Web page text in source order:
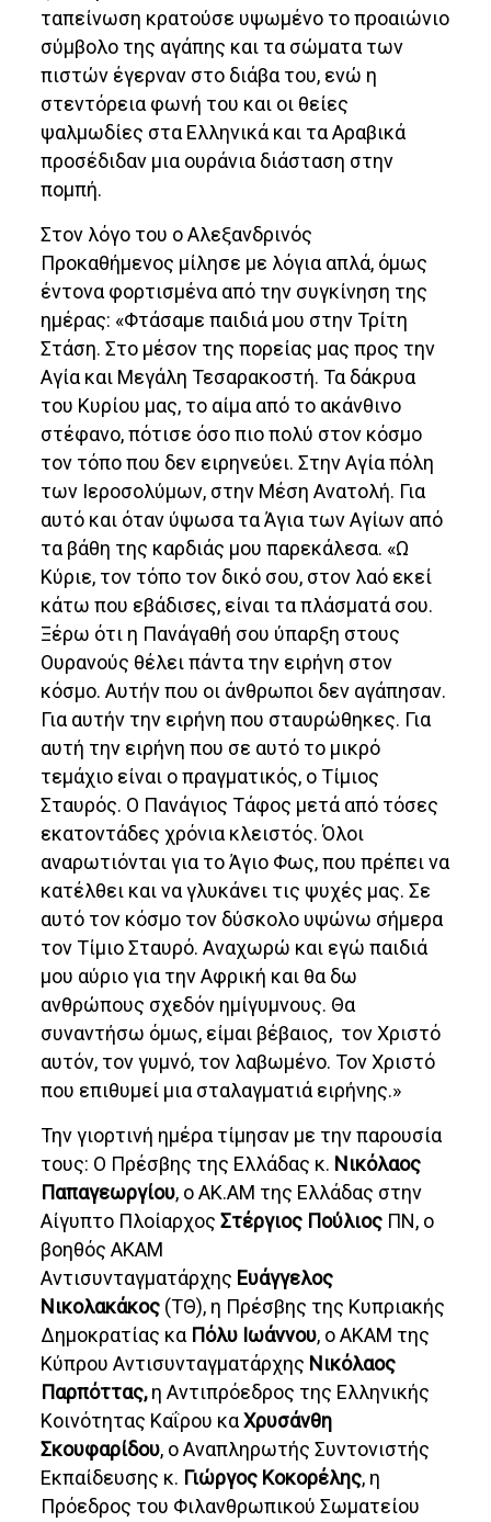
ταπείνωση κρατούσε υψωμένο το προαιώνιο
σύμβολο της αγάπης και τα σώματα των
πιστών έγερναν στο διάβα του, ενώ η
στεντόρεια φωνή του και οι θείες
ψαλμωδίες στα Ελληνικά και τα Αραβικά
προσέδιδαν μια ουράνια διάσταση στην
πομπή.
Στον λόγο του ο Αλεξανδρινός
Προκαθήμενος μίλησε με λόγια απλά, όμως
έντονα φορτισμένα από την συγκίνηση της
ημέρας: «Φτάσαμε παιδιά μου στην Τρίτη
Στάση. Στο μέσον της πορείας μας προς την
Αγία και Μεγάλη Τεσαρακοστή. Τα δάκρυα
του Κυρίου μας, το αίμα από το ακάνθινο
στέφανο, πότισε όσο πιο πολύ στον κόσμο
τον τόπο που δεν ειρηνεύει. Στην Αγία πόλη
των Ιεροσολύμων, στην Μέση Ανατολή. Για
αυτό και όταν ύψωσα τα Άγια των Αγίων από
τα βάθη της καρδιάς μου παρεκάλεσα. «Ω
Κύριε, τον τόπο τον δικό σου, στον λαό εκεί
κάτω που εβάδισες, είναι τα πλάσματά σου.
Ξέρω ότι η Πανάγαθή σου ύπαρξη στους
Ουρανούς θέλει πάντα την ειρήνη στον
κόσμο. Αυτήν που οι άνθρωποι δεν αγάπησαν.
Για αυτήν την ειρήνη που σταυρώθηκες. Για
αυτή την ειρήνη που σε αυτό το μικρό
τεμάχιο είναι ο πραγματικός, ο Τίμιος
Σταυρός. Ο Πανάγιος Τάφος μετά από τόσες
εκατοντάδες χρόνια κλειστός. Όλοι
αναρωτιόνται για το Άγιο Φως, που πρέπει να
κατέλθει και να γλυκάνει τις ψυχές μας. Σε
αυτό τον κόσμο τον δύσκολο υψώνω σήμερα
τον Τίμιο Σταυρό. Αναχωρώ και εγώ παιδιά
μου αύριο για την Αφρική και θα δω
ανθρώπους σχεδόν ημίγυμνους. Θα
συναντήσω όμως, είμαι βέβαιος, τον Χριστό
αυτόν, τον γυμνό, τον λαβωμένο. Τον Χριστό
που επιθυμεί μια σταλαγματιά ειρήνης.»
Την γιορτινή ημέρα τίμησαν με την παρουσία
τους: Ο Πρέσβης της Ελλάδας κ. Νικόλαος
Παπαγεωργίου, ο ΑΚ.ΑΜ της Ελλάδας στην
Αίγυπτο ΠλοίαρχοςΣτέργιος Πούλιος ΠΝ, ο
βοηθός ΑΚΑΜ
Αντισυνταγματάρχης Ευάγγελος
Νικολακάκος (ΤΘ), η Πρέσβης της Κυπριακής
Δημοκρατίας κα Πόλυ Ιωάννου, ο ΑΚΑΜ της
Κύπρου Αντισυνταγματάρχης Νικόλαος
Παρπόττας,η Αντιπρόεδρος της Ελληνικής
Κοινότητας Καΐρου καΧρυσάνθη
Σκουφαρίδου, ο Αναπληρωτής Συντονιστής
Εκπαίδευσης κ. Γιώργος Κοκορέλης, η
Πρόεδρος του Φιλανθρωπικού Σωματείου